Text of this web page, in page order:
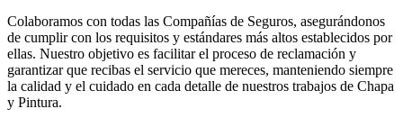
Colaboramos con todas las Compañías de Seguros, asegurándonos
de cumplir con los requisitos y estándares más altos establecidos por
ellas. Nuestro objetivo es facilitar el proceso de reclamación y
garantizar que recibas el servicio que mereces, manteniendo siempre
la calidad y el cuidado en cada detalle de nuestros trabajos de Chapa
y Pintura.